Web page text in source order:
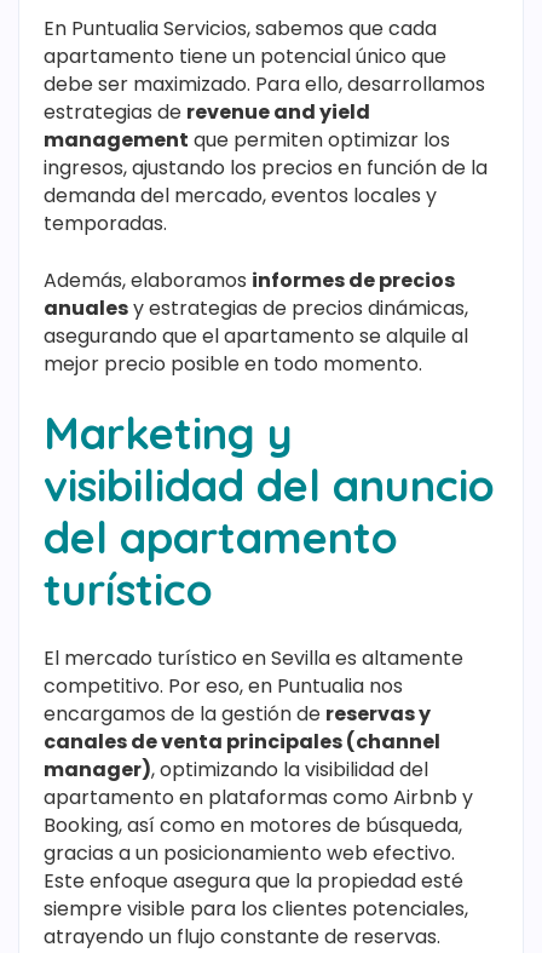
En Puntualia Servicios, sabemos que cada
apartamento tiene un potencial único que
debe ser maximizado. Para ello, desarrollamos
estrategias de revenue and yield
management que permiten optimizar los
ingresos, ajustando los precios en función de la
demanda del mercado, eventos locales y
temporadas.
Además, elaboramos informes de precios
anualesy estrategias de precios dinámicas,
asegurando que el apartamento se alquile al
mejor precio posible en todo momento.
Marketing y
visibilidad del anuncio
del apartamento
turístico
El mercado turístico en Sevilla es altamente
competitivo. Por eso, en Puntualia nos
encargamos de la gestión de reservas y
canales de venta principales (channel
manager), optimizando la visibilidad del
apartamento en plataformas como Airbnb y
Booking, así como en motores de búsqueda,
gracias a un posicionamiento web efectivo.
Este enfoque asegura que la propiedad esté
siempre visible para los clientes potenciales,
atrayendo un flujo constante de reservas.